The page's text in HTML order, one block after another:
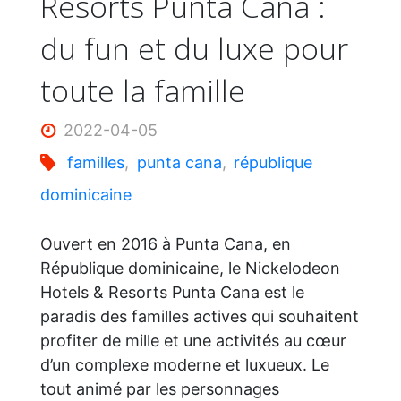
toutes
les
du fun et du luxe pour
toute la famille
2022-04-05
familles, punta cana, république
dominicaine
Ouvert en 2016 à Punta Cana, en
République dominicaine, le Nickelodeon
Hotels & Resorts Punta Cana est le
paradis des familles actives qui souhaitent
profiter de mille et une activités au cœur
d’un complexe moderne et luxueux. Le
tout animé par les personnages